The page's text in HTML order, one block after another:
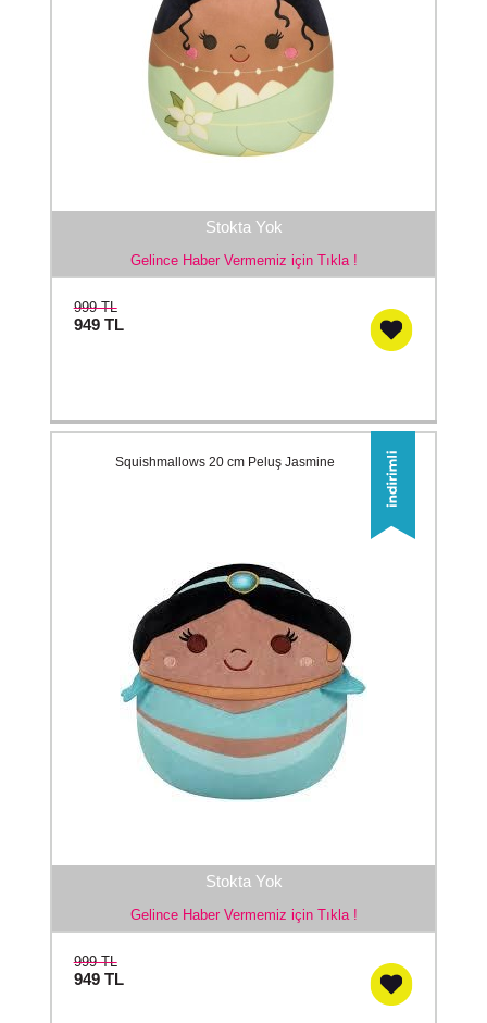
Stokta Yok
Gelince Haber Vermemiz için Tıkla !
999 TL
949 TL
Stokta Yok
Gelince Haber Vermemiz için Tıkla !
Squishmallows 20 cm Peluş Jasmine
999 TL
949 TL